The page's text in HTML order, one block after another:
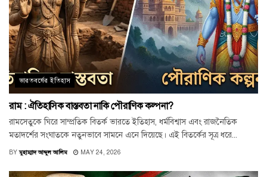
ভারতবর্ষের ইতিহাস
রাম : ঐতিহাসিক বাস্তবতা নাকি পৌরাণিক কল্পনা?
রামসেতুকে ঘিরে সাম্প্রতিক বিতর্ক ভারতে ইতিহাস, ধর্মবিশ্বাস এবং রাজনৈতিক
মতাদর্শের সংঘাতকে নতুনভাবে সামনে এনে দিয়েছে। এই বিতর্কের সূত্র ধরে...
BY মুহাম্মাদ আব্দুল আলিম MAY 24, 2026